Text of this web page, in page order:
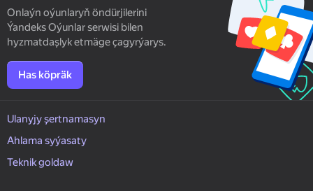
Onlaýn oýunlaryň öndürjilerini
Ýandeks Oýunlar serwisi bilen
hyzmatdaşlyk etmäge çagyrýarys.
Has köpräk
Ulanyjy şertnamasyn
Ahlama syýasaty
Teknik goldaw